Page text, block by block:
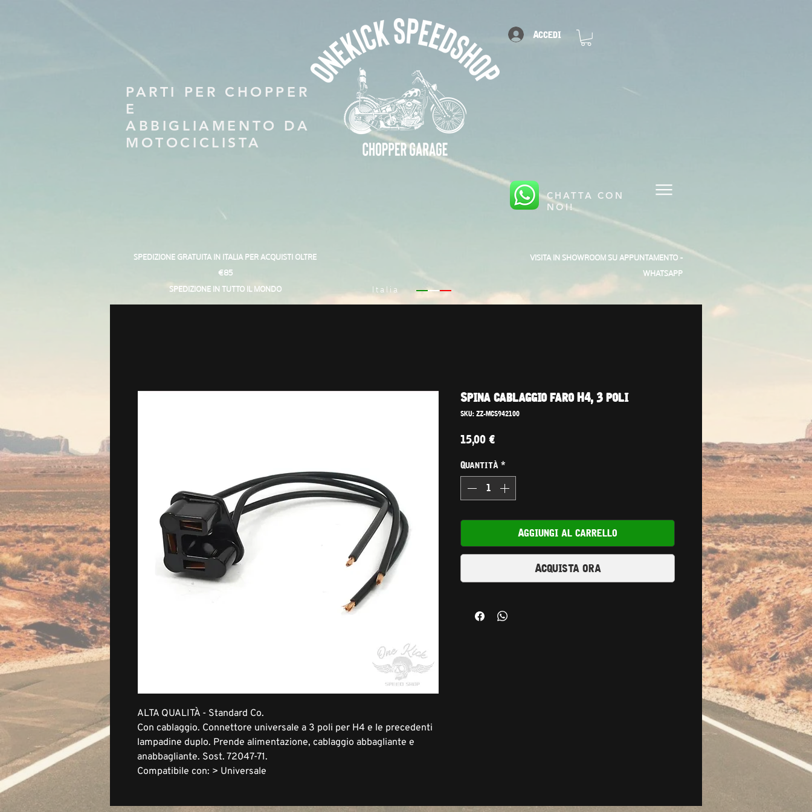
PARTI PER CHOPPER
E
ABBIGLIAMENTO DA
MOTOCICLISTA
Accedi
CHATTA CON
NOI!
SPEDIZIONE GRATUITA IN ITALIA PER ACQUISTI OLTRE
€85
SPEDIZIONE IN TUTTO IL MONDO
Italia
VISITA IN SHOWROOM SU APPUNTAMENTO -
WHATSAPP
ALTA QUALITÀ - Standard Co.
Con cablaggio. Connettore universale a 3 poli per H4 e le precedenti
lampadine duplo. Prende alimentazione, cablaggio abbagliante e
anabbagliante. Sost. 72047-71.
Compatibile con: > Universale
Spina cablaggio faro H4, 3 poli
SKU: ZZ-MCS942100
15,00 €Prezzo
Quantità *
Aggiungi al carrello
Acquista ora